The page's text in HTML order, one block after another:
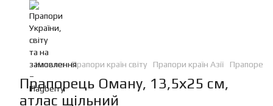
Каталог Прапори країн світу Прапори країн Азії
Прапорець Оману, 13,5х25 см,
атлас щільний